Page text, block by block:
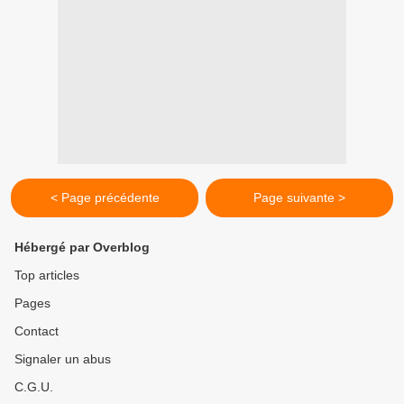
< Page précédente Page suivante >
Hébergé par Overblog
Top articles
Pages
Contact
Signaler un abus
C.G.U.